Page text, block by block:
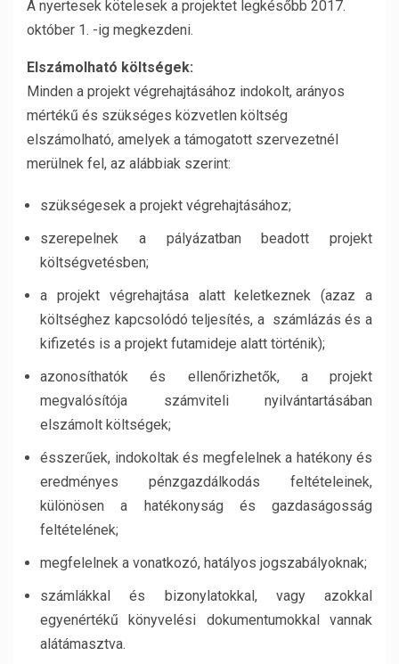
A nyertesek kötelesek a projektet legkésőbb 2017.
október 1. -ig megkezdeni.
Elszámolható költségek:
Minden a projekt végrehajtásához indokolt, arányos
mértékű és szükséges közvetlen költség
elszámolható, amelyek a támogatott szervezetnél
merülnek fel, az alábbiak szerint:
szükségesek a projekt végrehajtásához;
szerepelnek a pályázatban beadott projekt
költségvetésben;
a projekt végrehajtása alatt keletkeznek (azaz a
költséghez kapcsolódó teljesítés, a számlázás és a
kifizetés is a projekt futamideje alatt történik);
azonosíthatók és ellenőrizhetők, a projekt
megvalósítója számviteli nyilvántartásában
elszámolt költségek;
ésszerűek, indokoltak és megfelelnek a hatékony és
eredményes pénzgazdálkodás feltételeinek,
különösen a hatékonyság és gazdaságosság
feltételének;
megfelelnek a vonatkozó, hatályos jogszabályoknak;
számlákkal és bizonylatokkal, vagy azokkal
egyenértékű könyvelési dokumentumokkal vannak
alátámasztva.